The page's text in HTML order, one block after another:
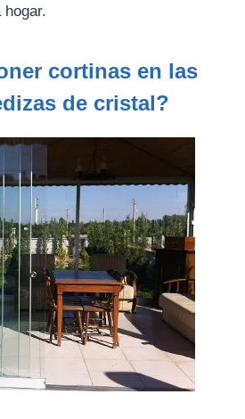
cortinas en las
de cristal?